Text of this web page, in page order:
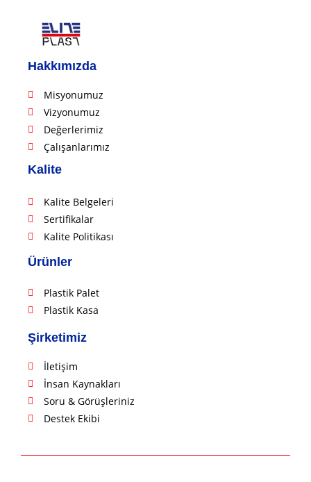
Hakkımızda
Misyonumuz
Vizyonumuz
Değerlerimiz
Çalışanlarımız
Kalite
Kalite Belgeleri
Sertifikalar
Kalite Politikası
Ürünler
Plastik Palet
Plastik Kasa
Şirketimiz
İletişim
İnsan Kaynakları
Soru & Görüşleriniz
Destek Ekibi